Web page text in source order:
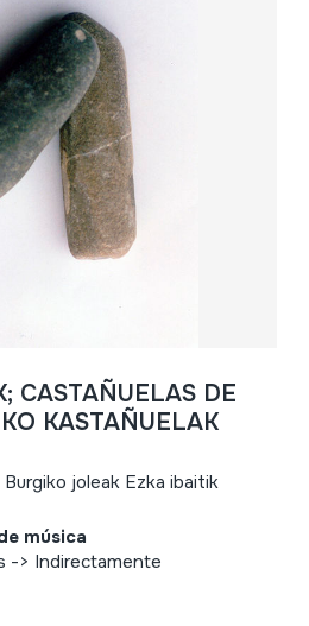
CASTAÑUELAS DE
KASTAÑUELAK
Burgiko joleak Ezka ibaitik
música
-> Indirectamente